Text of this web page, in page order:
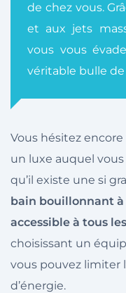
de chez vous.
et aux jets
vous vous
véritable bulle
Vous hésitez
un luxe auquel vous
qu’il existe une si
bain bouillonnant
accessible à tous
choisissant un
vous pouvez limiter
d’énergie.